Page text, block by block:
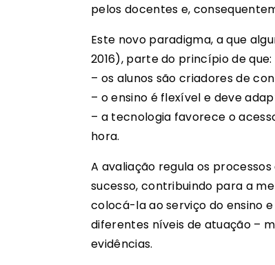
pelos docentes e,
Este novo paradigma, a que
2016), parte do princípio de que:
– os alunos são criadores de
– o ensino é flexível e deve
– a tecnologia favorece o
hora.
A avaliação regula os
sucesso, contribuindo para a
colocá-la ao serviço do ensino
diferentes níveis de atuação –
evidências.